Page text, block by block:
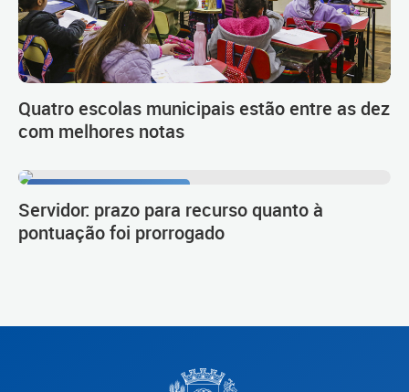
Quatro escolas municipais estão entre as dez
com melhores notas
Servidor: prazo para recurso quanto à
pontuação foi prorrogado